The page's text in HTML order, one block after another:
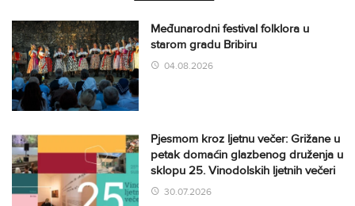
Međunarodni festival folklora u
starom gradu Bribiru
04.08.2026
Pjesmom kroz ljetnu večer: Grižane u
petak domaćin glazbenog druženja u
sklopu 25. Vinodolskih ljetnih večeri
30.07.2026